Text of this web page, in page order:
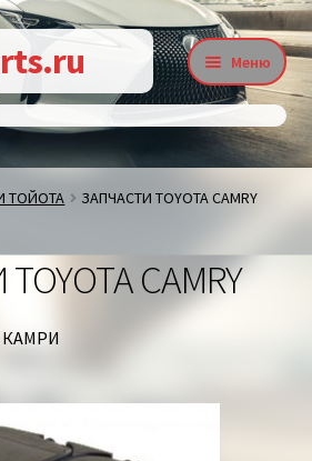
Меню
Статьи
и оплата
ТОЙОТА ЗАПЧАСТИ TOYOTA CAMRY
CAMRY